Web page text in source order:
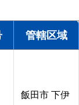
管轄区域
飯田市 下伊